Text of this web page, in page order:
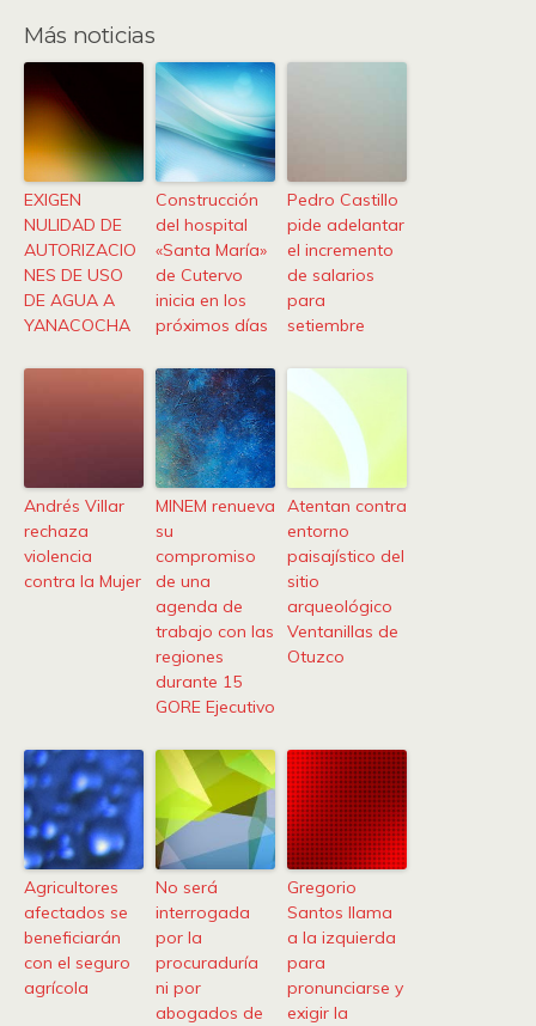
Más noticias
EXIGEN
NULIDAD DE
AUTORIZACIO
NES DE USO
DE AGUA A
YANACOCHA
Construcción
del hospital
«Santa María»
de Cutervo
inicia en los
próximos días
Pedro Castillo
pide adelantar
el incremento
de salarios
para
setiembre
Andrés Villar
rechaza
violencia
contra la Mujer
MINEM renueva
su
compromiso
de una
agenda de
trabajo con las
regiones
durante 15
GORE Ejecutivo
Atentan contra
entorno
paisajístico del
sitio
arqueológico
Ventanillas de
Otuzco
Agricultores
afectados se
beneficiarán
con el seguro
agrícola
No será
interrogada
por la
procuraduría
ni por
abogados de
Gregorio
Santos llama
a la izquierda
para
pronunciarse y
exigir la